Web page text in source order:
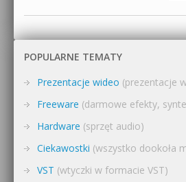
POPULARNE TEMATY
Prezentacje wideo (prezentacje
Freeware (darmowe efekty,
Hardware (sprzęt audio)
Ciekawostki (wszystko dookoła
VST (wtyczki w formacie VST)